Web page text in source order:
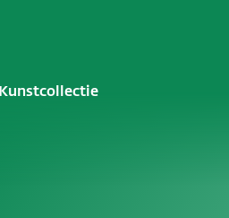
Kunstcollectie